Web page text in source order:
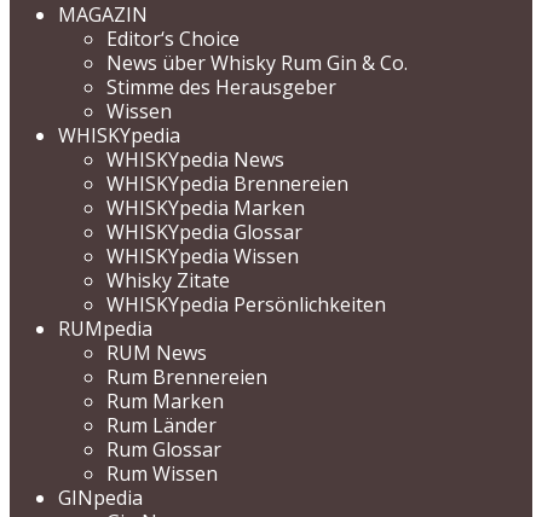
MAGAZIN
Editor‘s Choice
News über Whisky Rum Gin & Co.
Stimme des Herausgeber
Wissen
WHISKYpedia
WHISKYpedia News
WHISKYpedia Brennereien
WHISKYpedia Marken
WHISKYpedia Glossar
WHISKYpedia Wissen
Whisky Zitate
WHISKYpedia Persönlichkeiten
RUMpedia
RUM News
Rum Brennereien
Rum Marken
Rum Länder
Rum Glossar
Rum Wissen
GINpedia